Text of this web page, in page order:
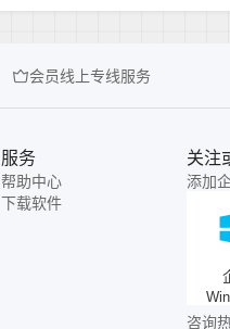
会员线上专线服务
服务
帮助中心
下载软件
关注
添加
咨询